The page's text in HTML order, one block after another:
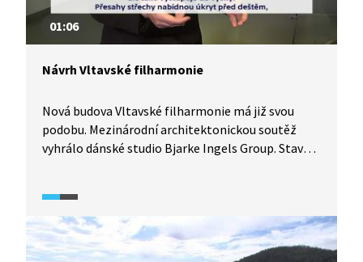
01:06
Návrh Vltavské filharmonie
Nová budova Vltavské filharmonie má již svou
podobu. Mezinárodní architektonickou soutěž
vyhrálo dánské studio Bjarke Ingels Group. Stavba
stane také sídlem České filharmonie. Podívejte,
jak architekti postupovali při tvorbě návrhu.